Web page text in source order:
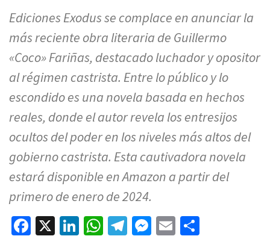
Ediciones Exodus se complace en anunciar la
más reciente obra literaria de Guillermo
«Coco» Fariñas, destacado luchador y opositor
al régimen castrista. Entre lo público y lo
escondido es una novela basada en hechos
reales, donde el autor revela los entresijos
ocultos del poder en los niveles más altos del
gobierno castrista. Esta cautivadora novela
estará disponible en Amazon a partir del
primero de enero de 2024.
Facebook
X LinkedIn
WhatsApp
Telegram
Messenger
Email